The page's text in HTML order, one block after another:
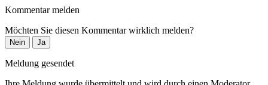
Kommentar melden
Möchten Sie diesen Kommentar wirklich melden?
Nein Ja
Meldung gesendet